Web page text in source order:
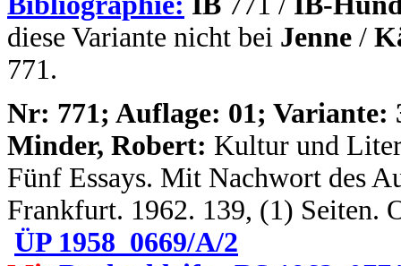
diese Variante nicht bei Jenne /
771.
Nr: 771; Auflage: 01; Variante:
Minder, Robert: Kultur und
Fünf Essays. Mit Nachwort des
Frankfurt. 1962. 139, (1) Seiten.
ÜP 1958_0669/A/2